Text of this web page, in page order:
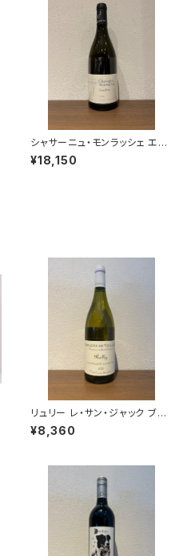
シャサーニュ・モンラッシェ エレ
ディタ ブラン 2023 750ml ジ
ョゼフ・コラン
¥18,150
リュリー レ・サン・ジャック ブラ
ン 2023 ドメーヌ・ド・ヴィレー
ヌ 白ワイン 750ml
¥8,360